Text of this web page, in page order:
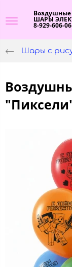
Воздушные
ШАРЫ
8-929-606-
Шары с